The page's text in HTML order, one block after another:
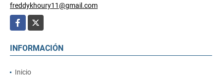
EMAIL
freddykhoury11@gmail.com
Facebook
X